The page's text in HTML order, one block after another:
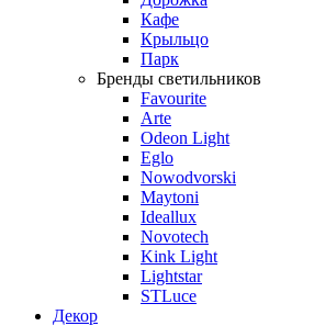
Кафе
Крыльцо
Парк
Бренды светильников
Favourite
Arte
Odeon Light
Eglo
Nowodvorski
Maytoni
Ideallux
Novotech
Kink Light
Lightstar
STLuce
Декор